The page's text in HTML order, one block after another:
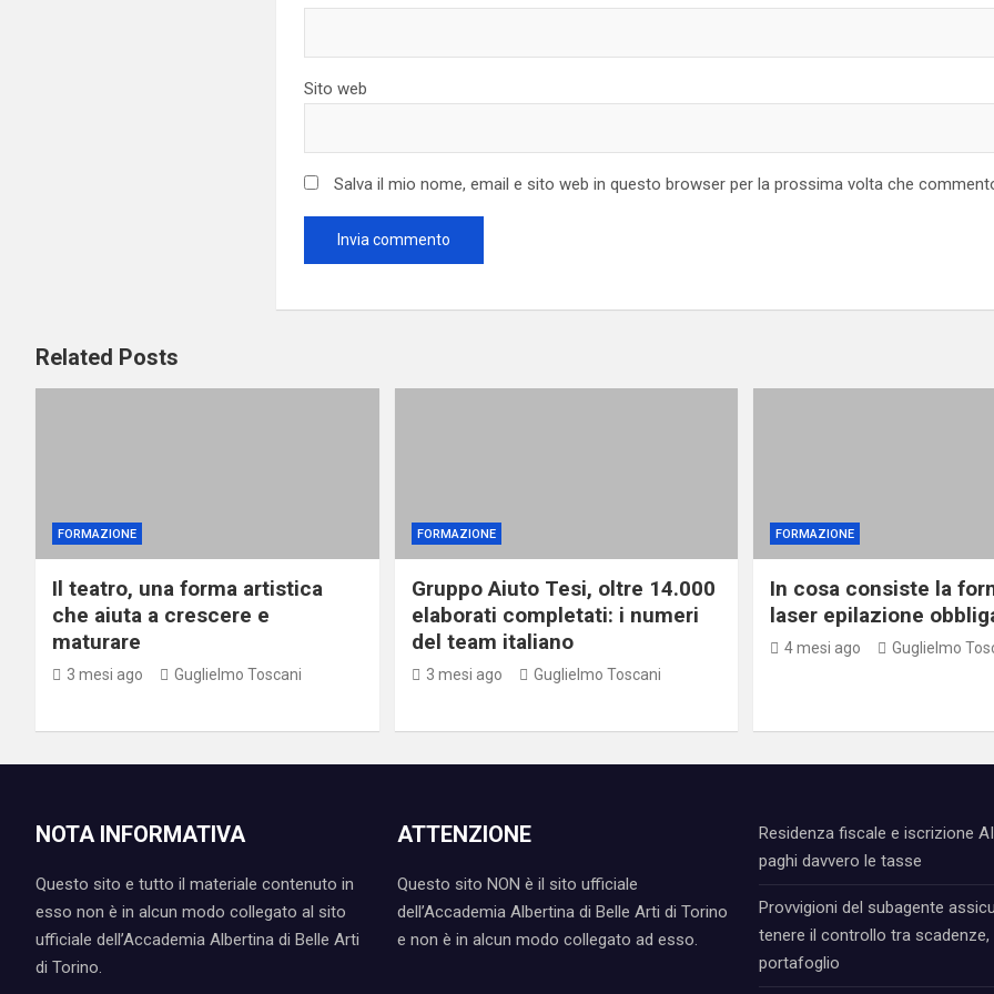
Sito web
Salva il mio nome, email e sito web in questo browser per la prossima volta che
Related Posts
FORMAZIONE
Il teatro, una forma artistica
che aiuta a crescere e
maturare
3 mesi ago Guglielmo Toscani
FORMAZIONE
Gruppo Aiuto Tesi, oltre 14.000
elaborati completati: i numeri
del team italiano
3 mesi ago Guglielmo Toscani
FORMAZIONE
In cosa consiste la
laser epilazione
4 mesi ago Guglielmo
NOTA INFORMATIVA
Questo sito e tutto il materiale contenuto in
esso non è in alcun modo collegato al sito
ufficiale dell’Accademia Albertina di Belle Arti
di Torino.
ATTENZIONE
Questo sito NON è il sito ufficiale
dell’Accademia Albertina di Belle Arti di Torino
e non è in alcun modo collegato ad esso.
Residenza fiscale e iscrizione
paghi davvero le tasse
Provvigioni del subagente
tenere il controllo tra scadenze,
portafoglio